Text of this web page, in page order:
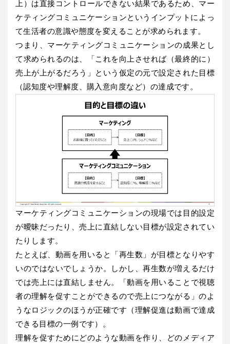
上）は直接コントロールできない結果であるため、マー
ケティングコミュニケーションというインプットによっ
て生活者の意識や態度を変えることが求められます。
つまり、マーケティングコミュニケーションの成果とし
て求められるのは、「これを向上させれば（最終的に）
売上が上がるだろう」という仮定の元で設定された目標
（認知度や理解度、購入意向度など）の達成です。
マーケティングコミュニケーションの現場では目的設定
が曖昧だったり、売上に直結しない目標が設定されてい
たりします。
たとえば、動画を用いると「再生数」が目標となりやす
いのではないでしょうか。しかし、再生数が増えるだけ
では売上には直結しません。「動画を用いることで視聴
者の理解を促すことができるので売上につながる」のよ
うなロジックのほうが正確です（理解促進は動画で達成
できる目標の一例です）。
理解を促すためにどのような動画を作り、どのメディア